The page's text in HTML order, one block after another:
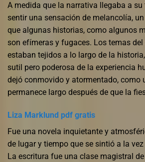
A medida que la narrativa llegaba a su
sentir una sensación de melancolía,
que algunas historias, como algunos
son efímeras y fugaces. Los temas
estaban tejidos a lo largo de la
sutil pero poderosa de la experiencia
dejó conmovido y atormentado, como
permanece largo después de que la
Liza Marklund pdf gratis
Fue una novela inquietante y
de lugar y tiempo que se sintió a la
La escritura fue una clase magistral